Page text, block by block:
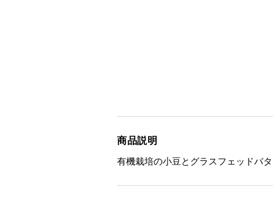
商品説明
有機栽培の小豆とグラスフェッドバ